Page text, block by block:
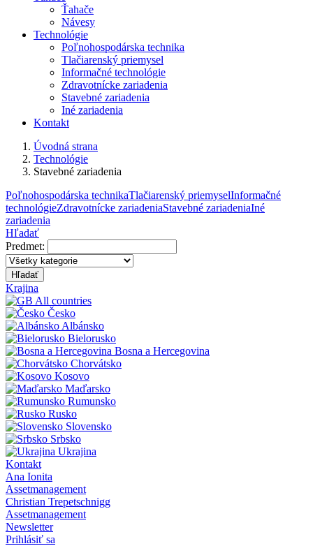
Ťahače
Návesy
Technológie
Poľnohospodárska technika
Tlačiarenský priemysel
Informačné technológie
Zdravotnícke zariadenia
Stavebné zariadenia
Iné zariadenia
Kontakt
Úvodná strana
Technológie
Stavebné zariadenia
Poľnohospodárska technikaTlačiarenský priemyselInformačné
technológieZdravotnícke zariadeniaStavebné zariadeniaIné
zariadenia
Hľadať
Predmet:
Hľadať
Krajina
All countries
Česko
Albánsko
Bielorusko
Bosna a Hercegovina
Chorvátsko
Kosovo
Maďarsko
Rumunsko
Rusko
Slovensko
Srbsko
Ukrajina
Kontakt
Ana Ionita
Assetmanagement
Christian Trepetschnigg
Assetmanagement
Newsletter
Prihlásiť sa